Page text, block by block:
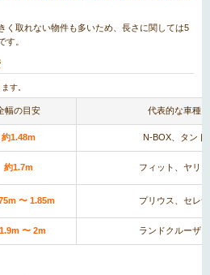
く取れない物件も多いため、長さに関しては5
す。
幅の目安 代表的な車種
約1.48m N-BOX、タント
約1.7m フィット、ヤリス
〜 1.85m プリウス、セレナ
〜 2m ランドクルーザー